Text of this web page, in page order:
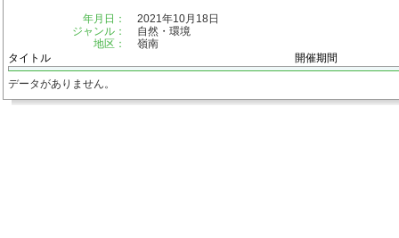
年月日：
2021年10月18日
ジャンル：
自然・環境
地区：
嶺南
タイトル
開催期間
データがありません。